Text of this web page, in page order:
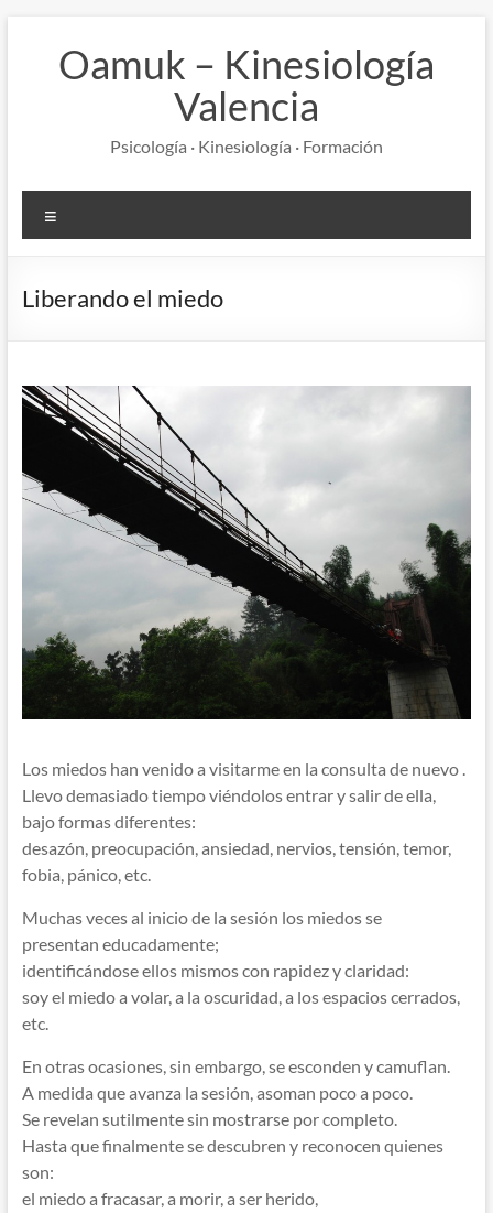
contenidoOamuk – Kinesiología
Valencia
Psicología · Kinesiología · Formación
Liberando el miedo
Los miedos han venido a visitarme en la consulta de nuevo .
Llevo demasiado tiempo viéndolos entrar y salir de ella,
bajo formas diferentes:
desazón, preocupación, ansiedad, nervios, tensión, temor,
fobia, pánico, etc.
Muchas veces al inicio de la sesión los miedos se
presentan educadamente;
identificándose ellos mismos con rapidez y claridad:
soy el miedo a volar, a la oscuridad, a los espacios cerrados,
etc.
En otras ocasiones, sin embargo, se esconden y camuflan.
A medida que avanza la sesión, asoman poco a poco.
Se revelan sutilmente sin mostrarse por completo.
Hasta que finalmente se descubren y reconocen quienes
son:
el miedo a fracasar, a morir, a ser herido,